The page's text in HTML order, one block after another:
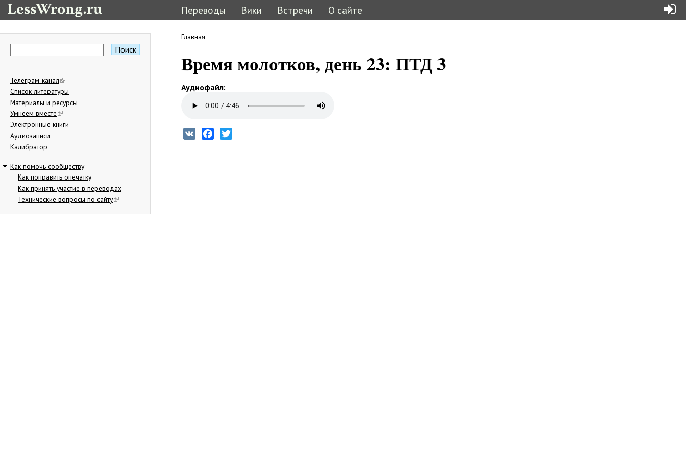
Переводы Вики Встречи О сайте
Форма поиска
Телеграм-канал
Список литературы
Материалы и ресурсы
Умнеем вместе
Электронные книги
Аудиозаписи
Калибратор
Как помочь сообществу
Как поправить опечатку
Как принять участие в переводах
Технические вопросы по сайту
Главная
Время молотков, день 23: ПТД 3
Аудиофайл:
VK Facebook